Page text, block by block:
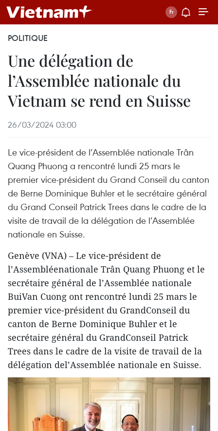
POLITIQUE
Une délégation de
l’Assemblée nationale du
Vietnam se rend en Suisse
26/03/2024 03:00
Le vice-président de l’Assemblée nationale Trân
Quang Phuong a rencontré lundi 25 mars le
premier vice-président du Grand Conseil du canton
de Berne Dominique Buhler et le secrétaire général
du Grand Conseil Patrick Trees dans le cadre de la
visite de travail de la délégation de l’Assemblée
nationale en Suisse.
Genève (VNA) – Le vice-président de
l’Assembléenationale Trân Quang Phuong et le
secrétaire général de l’Assemblée nationale
BuiVan Cuong ont rencontré lundi 25 mars le
premier vice-président du GrandConseil du
canton de Berne Dominique Buhler et le
secrétaire général du GrandConseil Patrick
Trees dans le cadre de la visite de travail de la
délégation del’Assemblée nationale en Suisse.